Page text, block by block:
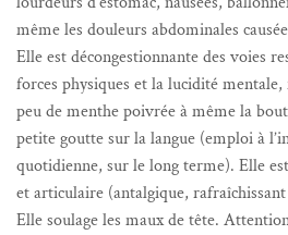
même les douleurs abdominales
Elle est décongestionnante des voies
forces physiques et la lucidité
peu de menthe poivrée à même la
petite goutte sur la langue (emploi à
quotidienne, sur le long terme). Elle
et articulaire (antalgique,
Elle soulage les maux de tête.